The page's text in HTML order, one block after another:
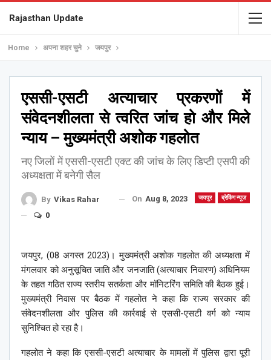
Rajasthan Update
Home अपना शहर चुने जयपुर
एससी-एसटी अत्याचार प्रकरणों में
संवेदनशीलता से त्वरित जांच हो और मिले
न्याय – मुख्यमंत्री अशोक गहलोत
नए जिलों में एससी-एसटी एक्ट की जांच के लिए डिप्टी एसपी की
अध्यक्षता में बनेगी सैल
जयपुर ब्रेकिंग न्यूज़
By Vikas Rahar On Aug 8, 2023
0
जयपुर, (08 अगस्त 2023)। मुख्यमंत्री अशोक गहलोत की अध्यक्षता में
मंगलवार को अनुसूचित जाति और जनजाति (अत्याचार निवारण) अधिनियम
के तहत गठित राज्य स्तरीय सतर्कता और मॉनिटरिंग समिति की बैठक हुई।
मुख्यमंत्री निवास पर बैठक में गहलोत ने कहा कि राज्य सरकार की
संवेदनशीलता और पुलिस की कार्रवाई से एससी-एसटी वर्ग को न्याय
सुनिश्चित हो रहा है।
गहलोत ने कहा कि एससी-एसटी अत्याचार के मामलों में पुलिस द्वारा पूरी